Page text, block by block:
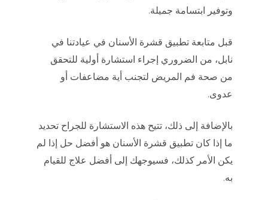
وتوفير ابتسامة جميلة.
قبل متابعة تطبيق قشرة الأسنان في عيادتنا في
نابل، من الضروري إجراء استشارة أولية للتحقق
من صحة فم المريض لتجنب أية مضاعفات أو
عدوى.
بالإضافة إلى ذلك، تتيح هذه الاستشارة للجراح تحديد
ما إذا كان تطبيق قشرة الأسنان هو أفضل حل إذا لم
يكن الأمر كذلك، فسيوجهك إلى أفضل علاج للقيام
به.